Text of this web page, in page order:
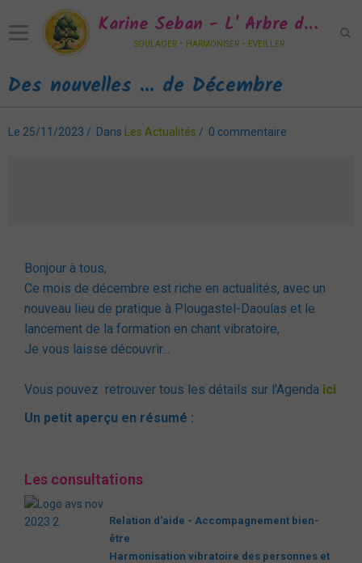
Karine Seban - L' Arbre de Vie Sonore
soulager - harmoniser - eveiller
Accueil
Vidéos
Espace Membres
Livre d'or
Des nouvelles ... de Décembre
Le 25/11/2023 Dans Les Actualités 0 commentaire
Bonjour à tous,
Ce mois de décembre est riche en actualités, avec un
nouveau lieu de pratique à Plougastel-Daoulas et le
lancement de la formation en chant vibratoire,
Je vous laisse découvrir...
Vous pouvez retrouver tous les détails sur l'Agenda ici
Un petit aperçu en résumé :
Les consultations
Relation d'aide - Accompagnement bien-
être
Harmonisation vibratoire des personnes et